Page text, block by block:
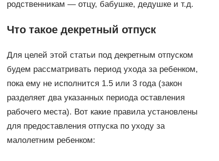
родственникам — отцу, бабушке, дедушке и т.д.
Что такое декретный отпуск
Для целей этой статьи под декретным отпуском
будем рассматривать период ухода за ребенком,
пока ему не исполнится 1.5 или 3 года (закон
разделяет два указанных периода оставления
рабочего места). Вот какие правила установлены
для предоставления отпуска по уходу за
малолетним ребенком: